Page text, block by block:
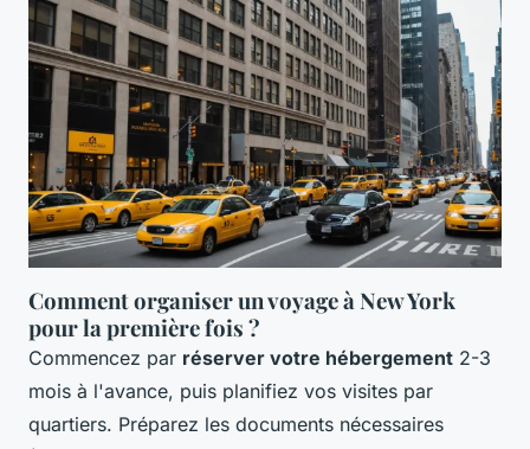
Comment organiser un voyage à New York
pour la première fois ?
Commencez par réserver votre hébergement 2-3
mois à l'avance, puis planifiez vos visites par
quartiers. Préparez les documents nécessaires